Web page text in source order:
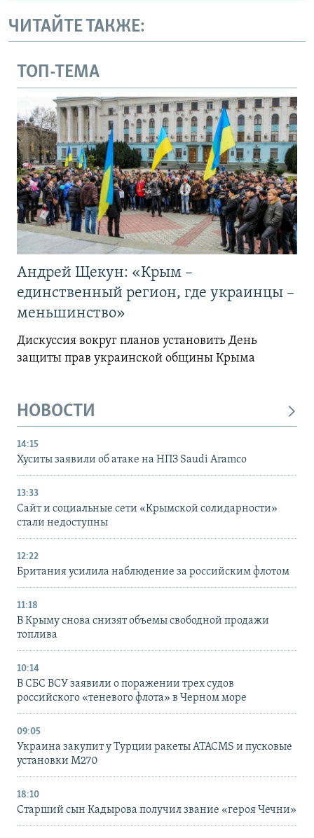
ЧИТАЙТЕ ТАКЖЕ:
ТОП-ТЕМА
Андрей Щекун: «Крым –
единственный регион, где украинцы –
меньшинство»
Дискуссия вокруг планов установить День
защиты прав украинской общины Крыма
НОВОСТИ
14:15
Хуситы заявили об атаке на НПЗ Saudi Aramco
13:33
Сайт и социальные сети «Крымской солидарности»
стали недоступны
12:22
Британия усилила наблюдение за российским флотом
11:18
В Крыму снова снизят объемы свободной продажи
топлива
10:14
В СБС ВСУ заявили о поражении трех судов
российского «теневого флота» в Черном море
09:05
Украина закупит у Турции ракеты ATACMS и пусковые
установки M270
18:10
Старший сын Кадырова получил звание «героя Чечни»